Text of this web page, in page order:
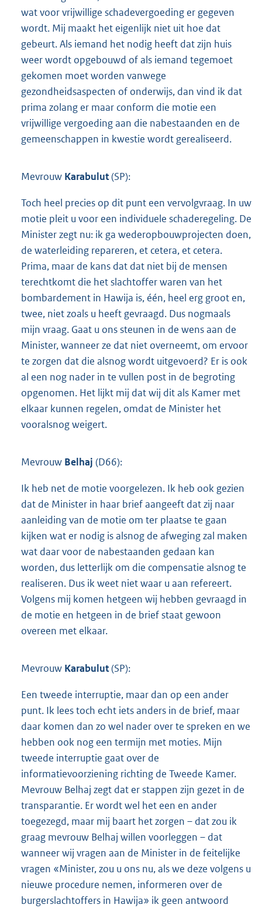
wat voor vrijwillige schadevergoeding er gegeven
wordt. Mij maakt het eigenlijk niet uit hoe dat
gebeurt. Als iemand het nodig heeft dat zijn huis
weer wordt opgebouwd of als iemand tegemoet
gekomen moet worden vanwege
gezondheidsaspecten of onderwijs, dan vind ik dat
prima zolang er maar conform die motie een
vrijwillige vergoeding aan die nabestaanden en de
gemeenschappen in kwestie wordt gerealiseerd.
Mevrouw Karabulut(SP):
Toch heel precies op dit punt een vervolgvraag. In uw
motie pleit u voor een individuele schaderegeling. De
Minister zegt nu: ik ga wederopbouwprojecten doen,
de waterleiding repareren, et cetera, et cetera.
Prima, maar de kans dat dat niet bij de mensen
terechtkomt die het slachtoffer waren van het
bombardement in Hawija is, één, heel erg groot en,
twee, niet zoals u heeft gevraagd. Dus nogmaals
mijn vraag. Gaat u ons steunen in de wens aan de
Minister, wanneer ze dat niet overneemt, om ervoor
te zorgen dat die alsnog wordt uitgevoerd? Er is ook
al een nog nader in te vullen post in de begroting
opgenomen. Het lijkt mij dat wij dit als Kamer met
elkaar kunnen regelen, omdat de Minister het
vooralsnog weigert.
Mevrouw Belhaj (D66):
Ik heb net de motie voorgelezen. Ik heb ook gezien
dat de Minister in haar brief aangeeft dat zij naar
aanleiding van de motie om ter plaatse te gaan
kijken wat er nodig is alsnog de afweging zal maken
wat daar voor de nabestaanden gedaan kan
worden, dus letterlijk om die compensatie alsnog te
realiseren. Dus ik weet niet waar u aan refereert.
Volgens mij komen hetgeen wij hebben gevraagd in
de motie en hetgeen in de brief staat gewoon
overeen met elkaar.
Mevrouw Karabulut(SP):
Een tweede interruptie, maar dan op een ander
punt. Ik lees toch echt iets anders in de brief, maar
daar komen dan zo wel nader over te spreken en we
hebben ook nog een termijn met moties. Mijn
tweede interruptie gaat over de
informatievoorziening richting de Tweede Kamer.
Mevrouw Belhaj zegt dat er stappen zijn gezet in de
transparantie. Er wordt wel het een en ander
toegezegd, maar mij baart het zorgen – dat zou ik
graag mevrouw Belhaj willen voorleggen – dat
wanneer wij vragen aan de Minister in de feitelijke
vragen «Minister, zou u ons nu, als we deze volgens u
nieuwe procedure nemen, informeren over de
burgerslachtoffers in Hawija» ik geen antwoord